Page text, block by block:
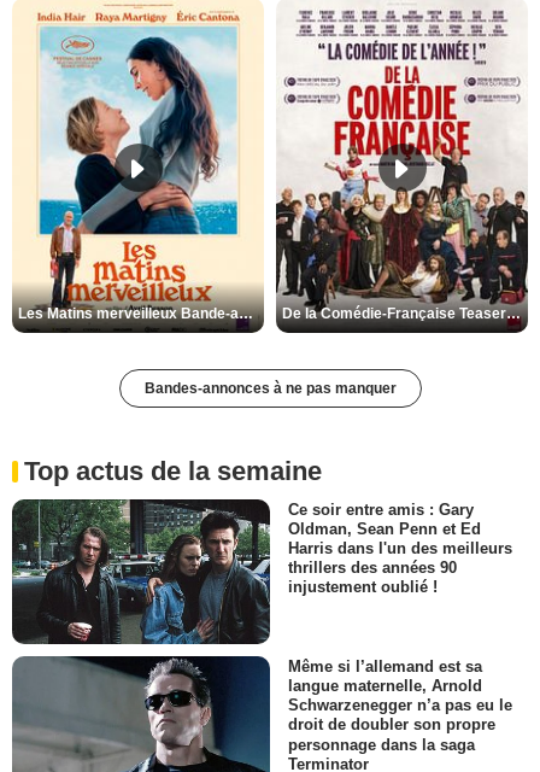
Les Matins merveilleux Bande-annonce VF De la Comédie-Française Teaser VF
Bandes-annonces à ne pas manquer
Top actus de la semaine
Ce soir entre amis : Gary
Oldman, Sean Penn et Ed
Harris dans l'un des meilleurs
thrillers des années 90
injustement oublié !
Même si l’allemand est sa
langue maternelle, Arnold
Schwarzenegger n’a pas eu le
droit de doubler son propre
personnage dans la saga
Terminator